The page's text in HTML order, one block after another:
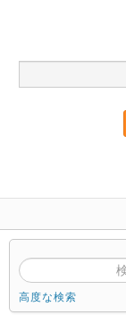
高度な検索